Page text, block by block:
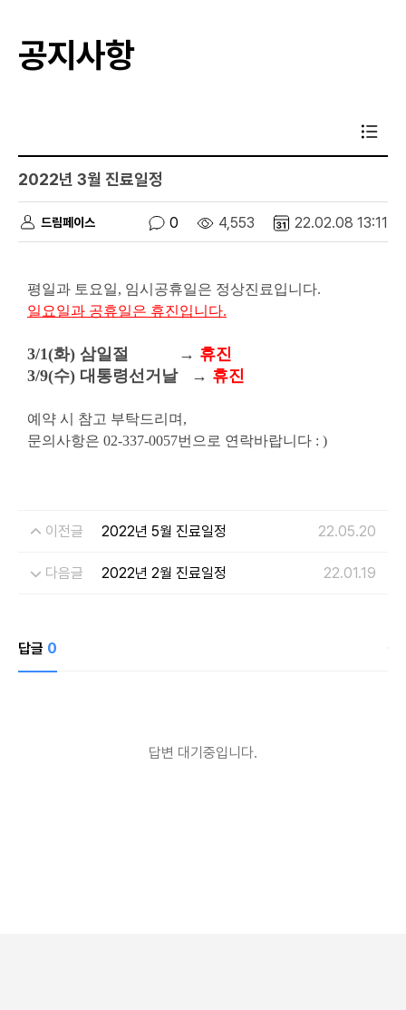
공지사항
2022년 3월 진료일정
드림페이스 0 4,553 22.02.08 13:11
평일과 토요일, 임시공휴일은 정상진료입니다.
일요일과 공휴일은 휴진입니다.
3/1(화) 삼일절 → 휴진
3/9(수) 대통령선거날
→ 휴진
예약 시 참고 부탁드리며,
문의사항은 02-337-0057번으로 연락바랍니다 : )
이전글 2022년 5월 진료일정 22.05.20
다음글 2022년 2월 진료일정 22.01.19
답글 0
답변 대기중입니다.